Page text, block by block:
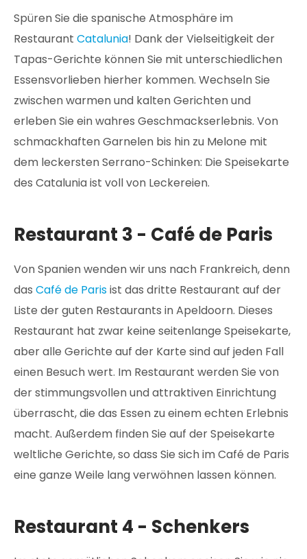
Spüren Sie die spanische Atmosphäre im
Restaurant Catalunia! Dank der Vielseitigkeit der
Tapas-Gerichte können Sie mit unterschiedlichen
Essensvorlieben hierher kommen. Wechseln Sie
zwischen warmen und kalten Gerichten und
erleben Sie ein wahres Geschmackserlebnis. Von
schmackhaften Garnelen bis hin zu Melone mit
dem leckersten Serrano-Schinken: Die Speisekarte
des Catalunia ist voll von Leckereien.
Restaurant 3 - Café de Paris
Von Spanien wenden wir uns nach Frankreich, denn
das Café de Parisist das dritte Restaurant auf der
Liste der guten Restaurants in Apeldoorn. Dieses
Restaurant hat zwar keine seitenlange Speisekarte,
aber alle Gerichte auf der Karte sind auf jeden Fall
einen Besuch wert. Im Restaurant werden Sie von
der stimmungsvollen und attraktiven Einrichtung
überrascht, die das Essen zu einem echten Erlebnis
macht. Außerdem finden Sie auf der Speisekarte
weltliche Gerichte, so dass Sie sich im Café de Paris
eine ganze Weile lang verwöhnen lassen können.
Restaurant 4 - Schenkers